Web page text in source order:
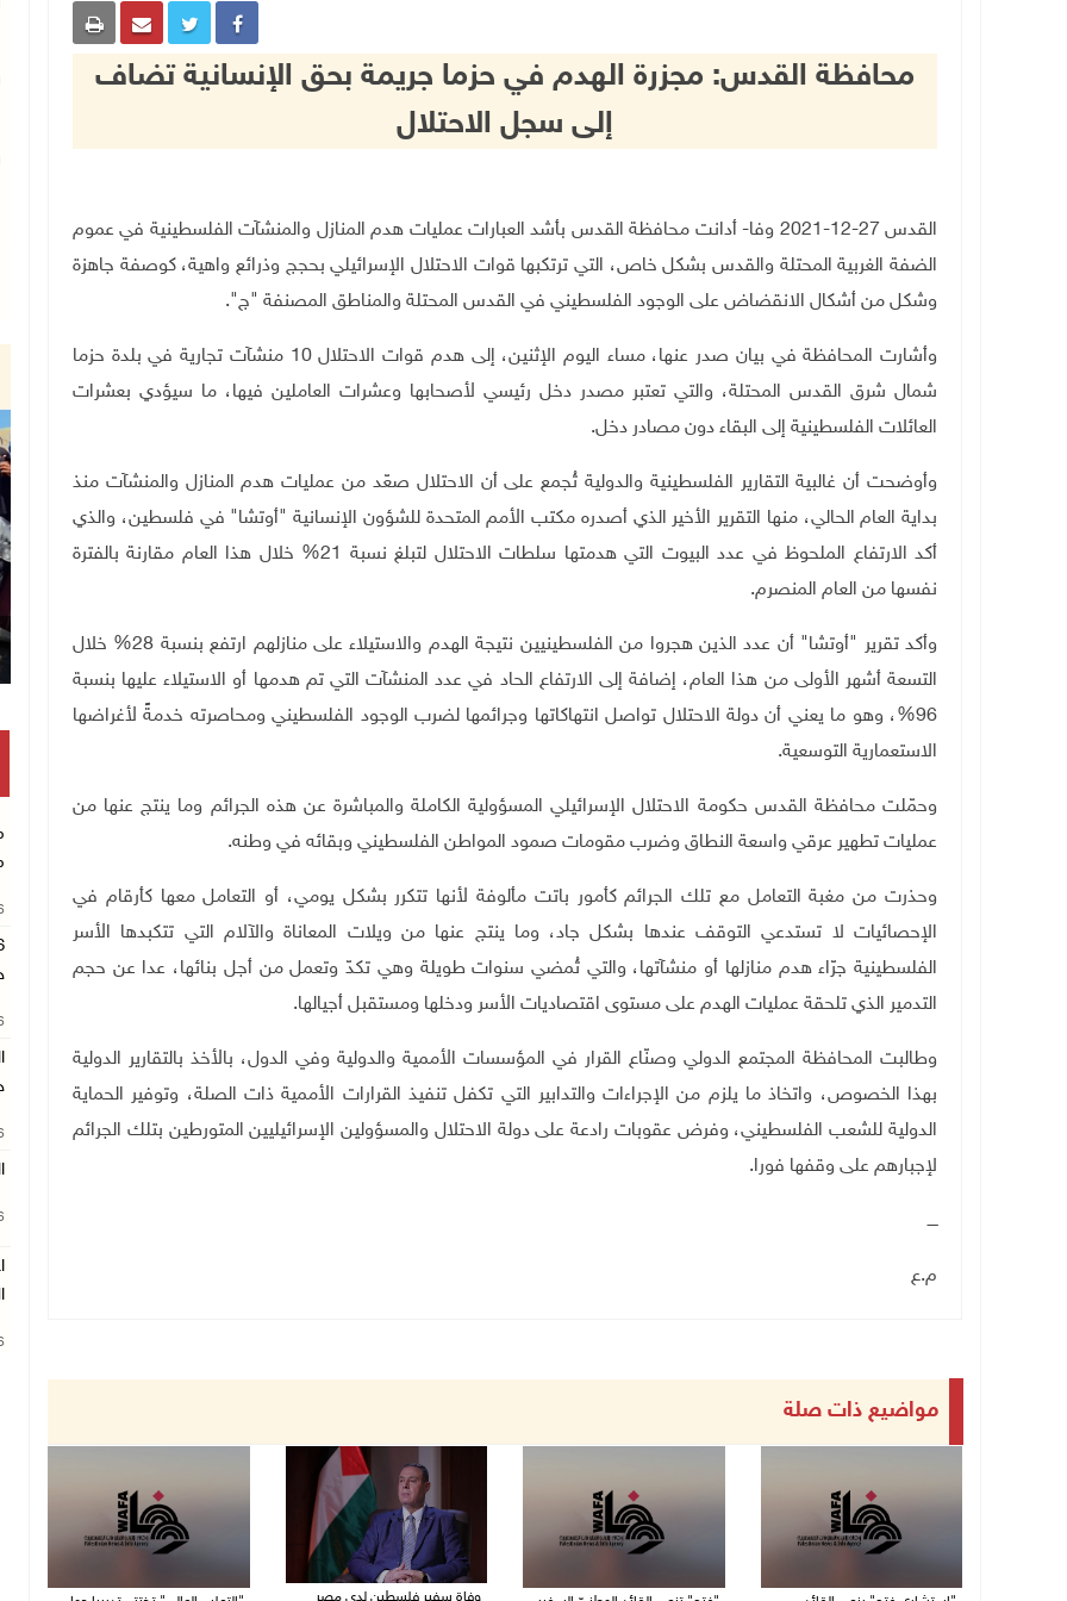
محافظة القدس: مجزرة الهدم في حزما جريمة بحق الإنسانية تضاف
إلى سجل الاحتلال
القدس 27-12-2021 وفا- أدانت محافظة القدس بأشد العبارات عمليات هدم المنازل والمنشآت الفلسطينية في عموم
الضفة الغربية المحتلة والقدس بشكل خاص، التي ترتكبها قوات الاحتلال الإسرائيلي بحجج وذرائع واهية، كوصفة جاهزة
وشكل من أشكال الانقضاض على الوجود الفلسطيني في القدس المحتلة والمناطق المصنفة "ج".
وأشارت المحافظة في بيان صدر عنها، مساء اليوم الإثنين، إلى هدم قوات الاحتلال 10 منشآت تجارية في بلدة حزما
شمال شرق القدس المحتلة، والتي تعتبر مصدر دخل رئيسي لأصحابها وعشرات العاملين فيها، ما سيؤدي بعشرات
العائلات الفلسطينية إلى البقاء دون مصادر دخل.
وأوضحت أن غالبية التقارير الفلسطينية والدولية تُجمع على أن الاحتلال صعّد من عمليات هدم المنازل والمنشآت منذ
بداية العام الحالي، منها التقرير الأخير الذي أصدره مكتب الأمم المتحدة للشؤون الإنسانية "أوتشا" في فلسطين، والذي
أكد الارتفاع الملحوظ في عدد البيوت التي هدمتها سلطات الاحتلال لتبلغ نسبة 21% خلال هذا العام مقارنة بالفترة
نفسها من العام المنصرم.
وأكد تقرير "أوتشا" أن عدد الذين هجروا من الفلسطينيين نتيجة الهدم والاستيلاء على منازلهم ارتفع بنسبة 28% خلال
التسعة أشهر الأولى من هذا العام، إضافة إلى الارتفاع الحاد في عدد المنشآت التي تم هدمها أو الاستيلاء عليها بنسبة
96%، وهو ما يعني أن دولة الاحتلال تواصل انتهاكاتها وجرائمها لضرب الوجود الفلسطيني ومحاصرته خدمةً لأغراضها
الاستعمارية التوسعية.
وحمّلت محافظة القدس حكومة الاحتلال الإسرائيلي المسؤولية الكاملة والمباشرة عن هذه الجرائم وما ينتج عنها من
عمليات تطهير عرقي واسعة النطاق وضرب مقومات صمود المواطن الفلسطيني وبقائه في وطنه.
وحذرت من مغبة التعامل مع تلك الجرائم كأمور باتت مألوفة لأنها تتكرر بشكل يومي، أو التعامل معها كأرقام في
الإحصائيات لا تستدعي التوقف عندها بشكل جاد، وما ينتج عنها من ويلات المعاناة والآلام التي تتكبدها الأسر
الفلسطينية جرّاء هدم منازلها أو منشآتها، والتي تُمضي سنوات طويلة وهي تكدّ وتعمل من أجل بنائها، عدا عن حجم
التدمير الذي تلحقة عمليات الهدم على مستوى اقتصاديات الأسر ودخلها ومستقبل أجيالها.
وطالبت المحافظة المجتمع الدولي وصنّاع القرار في المؤسسات الأممية والدولية وفي الدول، بالأخذ بالتقارير الدولية
بهذا الخصوص، واتخاذ ما يلزم من الإجراءات والتدابير التي تكفل تنفيذ القرارات الأممية ذات الصلة، وتوفير الحماية
الدولية للشعب الفلسطيني، وفرض عقوبات رادعة على دولة الاحتلال والمسؤولين الإسرائيليين المتورطين بتلك الجرائم
لإجبارهم على وقفها فورا.
ــــ
م.ع
مواضيع ذات صلة
وفاة سفير فلسطين لدى مصر